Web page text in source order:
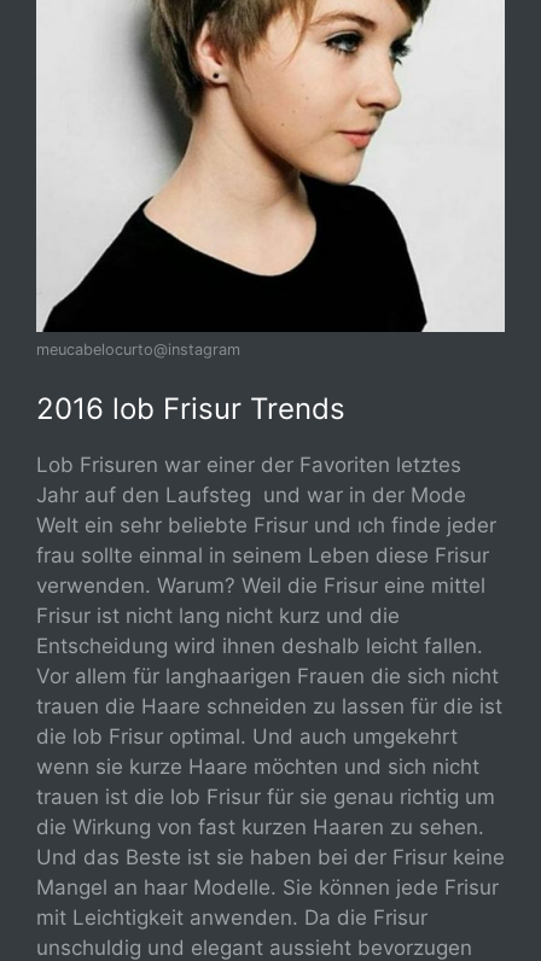
meucabelocurto@instagram
2016 lob Frisur Trends
Lob Frisuren war einer der Favoriten letztes
Jahr auf den Laufsteg und war in der Mode
Welt ein sehr beliebte Frisur und ıch finde jeder
frau sollte einmal in seinem Leben diese Frisur
verwenden. Warum? Weil die Frisur eine mittel
Frisur ist nicht lang nicht kurz und die
Entscheidung wird ihnen deshalb leicht fallen.
Vor allem für langhaarigen Frauen die sich nicht
trauen die Haare schneiden zu lassen für die ist
die lob Frisur optimal. Und auch umgekehrt
wenn sie kurze Haare möchten und sich nicht
trauen ist die lob Frisur für sie genau richtig um
die Wirkung von fast kurzen Haaren zu sehen.
Und das Beste ist sie haben bei der Frisur keine
Mangel an haar Modelle. Sie können jede Frisur
mit Leichtigkeit anwenden. Da die Frisur
unschuldig und elegant aussieht bevorzugen